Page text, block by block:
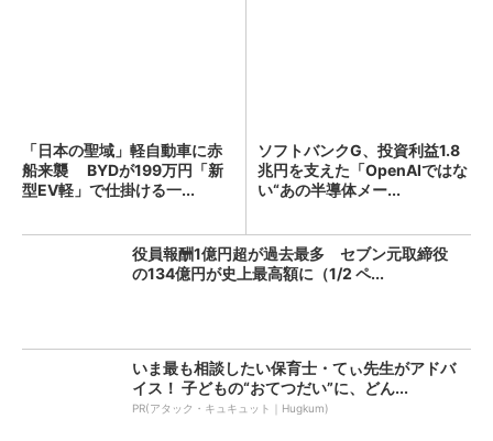
「日本の聖域」軽自動車に赤
船来襲 BYDが199万円「新
型EV軽」で仕掛ける一...
ソフトバンクG、投資利益1.8
兆円を支えた「OpenAIではな
い“あの半導体メー...
役員報酬1億円超が過去最多 セブン元取締役
の134億円が史上最高額に（1/2 ペ...
いま最も相談したい保育士・てぃ先生がアドバ
イス！ 子どもの“おてつだい”に、どん...
PR(アタック・キュキュット｜Hugkum)